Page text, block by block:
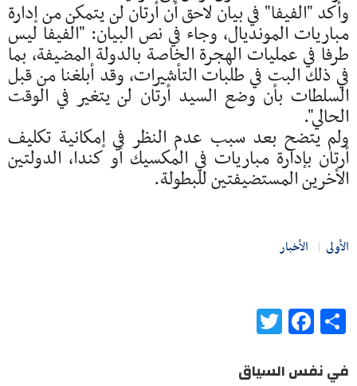
وأكد "الفيفا" في بيان لاحق أن أرتان لن يتمكن من إدارة
مباريات المونديال، وجاء في نص البيان: "الفيفا ليس
طرفا في عمليات الهجرة الخاصة بالدولة المضيفة، بما
في ذلك البت في طلبات التأشيرات، وقد أبلغنا من قبل
السلطات بأن وضع السيد أرتان لن يتغير في الوقت
الحالي".
ولم يتضح بعد سبب عدم النظر في إمكانية تكليف
أرتان بإدارة مباريات في المكسيك أو كندا، الدولتين
الأخرين المستضيفتين للبطولة.
الأولى الأخبار
Share
Facebook
في نفس السياق